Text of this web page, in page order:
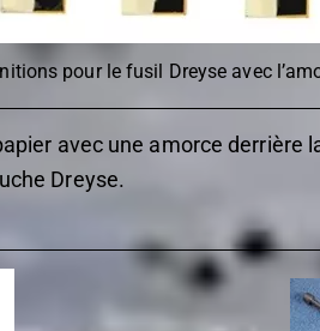
pour le fusil Dreyse avec
avec une amorce derrière
Dreyse.